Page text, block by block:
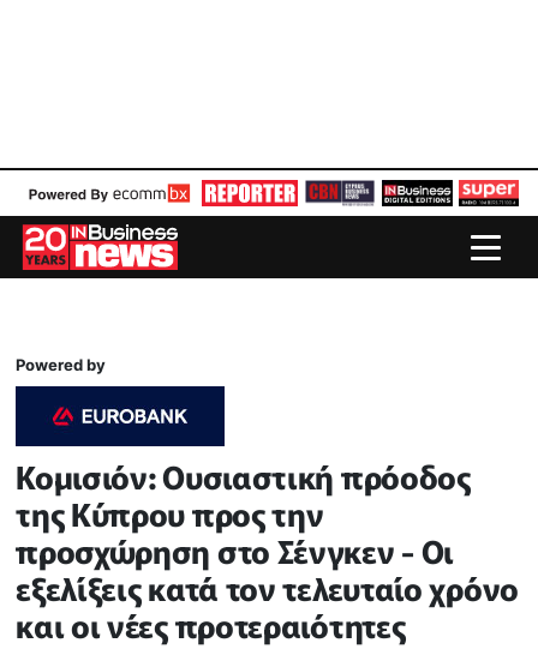
Powered by
Κομισιόν: Ουσιαστική πρόοδος
της Κύπρου προς την
προσχώρηση στο Σένγκεν - Οι
εξελίξεις κατά τον τελευταίο χρόνο
και οι νέες προτεραιότητες